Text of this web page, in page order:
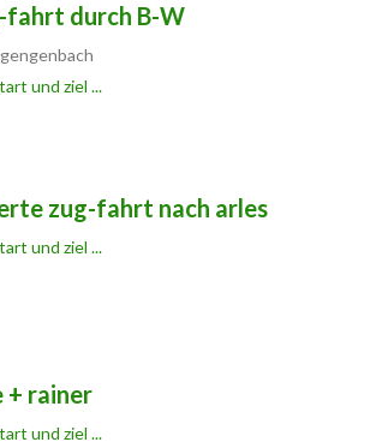
fahrt durch B-W
und ziel ...
zug-fahrt nach arles
und ziel ...
+ rainer
und ziel ...